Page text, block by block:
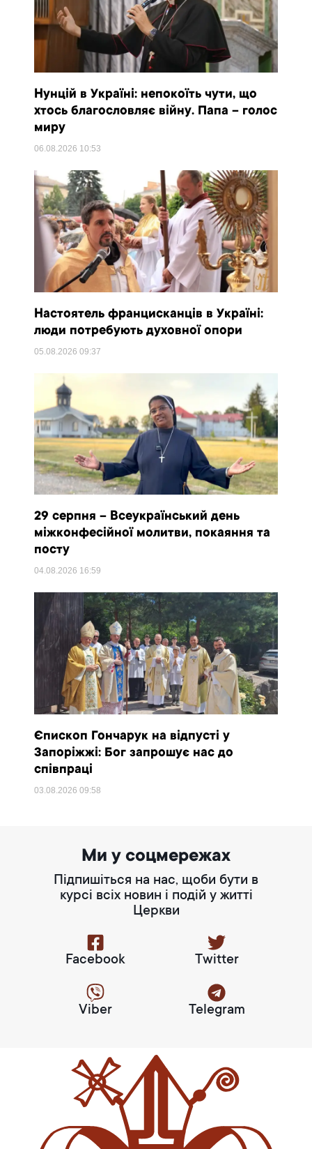
Нунцій в Україні: непокоїть чути, що
хтось благословляє війну. Папа – голос
миру
06.08.2026 10:53
Настоятель францисканців в Україні:
люди потребують духовної опори
05.08.202609:37
29 серпня – Всеукраїнський день
міжконфесійної молитви, покаяння та
посту
04.08.2026 16:59
Єпископ Гончарук на відпусті у
Запоріжжі: Бог запрошує нас до
співпраці
03.08.202609:58
Ми у соцмережах
Підпишіться на нас, щоби бути в
курсі всіх новин і подій у житті
Церкви
Facebook Twitter
Viber Telegram